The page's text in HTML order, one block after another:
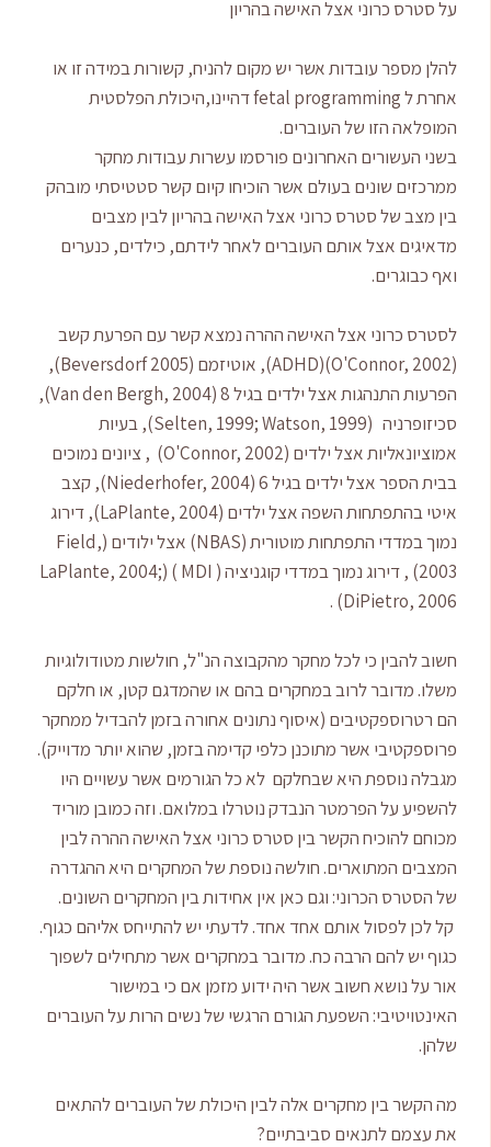
על סטרס כרוני אצל האישה בהריון
להלן מספר עובדות אשר יש מקום להניח, קשורות במידה זו או
אחרת ל fetal programming דהיינו,היכולת הפלסטית
המופלאה הזו של העוברים.
בשני העשורים האחרונים פורסמו עשרות עבודות מחקר
ממרכזים שונים בעולם אשר הוכיחו קיום קשר סטטיסתי מובהק
בין מצב של סטרס כרוני אצל האישה בהריון לבין מצבים
מדאיגים אצל אותם העוברים לאחר לידתם, כילדים, כנערים
ואף כבוגרים.
לסטרס כרוני אצל האישה ההרה נמצא קשר עם הפרעת קשב
(O'Connor, 2002)(ADHD), אוטיזמם (Beversdorf 2005),
הפרעות התנהגות אצל ילדים בגיל 8 (Van den Bergh, 2004),
סכיזופרניה (Selten, 1999; Watson, 1999), בעיות
אמוציונאליות אצל ילדים (O'Connor, 2002) , ציונים נמוכים
בבית הספר אצל ילדים בגיל 6 (Niederhofer, 2004), קצב
איטי בהתפתחות השפה אצל ילדים (LaPlante, 2004), דירוג
נמוך במדדי התפתחות מוטורית (NBAS) אצל ילודים (Field,
2003) , דירוג נמוך במדדי קוגניציה ( MDI ) (LaPlante, 2004;
DiPietro, 2006) .
חשוב להבין כי לכל מחקר מהקבוצה הנ"ל, חולשות מטודולוגיות
משלו. מדובר לרוב במחקרים בהם או שהמדגם קטן, או חלקם
הם רטרוספקטיבים (איסוף נתונים אחורה בזמן להבדיל ממחקר
פרוספקטיבי אשר מתוכנן כלפי קדימה בזמן, שהוא יותר מדוייק).
מגבלה נוספת היא שבחלקם לא כל הגורמים אשר עשויים היו
להשפיע על הפרמטר הנבדק נוטרלו במלואם. וזה כמובן מוריד
מכוחם להוכיח הקשר בין סטרס כרוני אצל האישה ההרה לבין
המצבים המתוארים. חולשה נוספת של המחקרים היא ההגדרה
של הסטרס הכרוני: וגם כאן אין אחידות בין המחקרים השונים.
קל לכן לפסול אותם אחד אחד. לדעתי יש להתייחס אליהם כגוף.
כגוף יש להם הרבה כח. מדובר במחקרים אשר מתחילים לשפוך
אור על נושא חשוב אשר היה ידוע מזמן אם כי במישור
האינטויטיבי: השפעת הגורם הרגשי של נשים הרות על העוברים
שלהן.
מה הקשר בין מחקרים אלה לבין היכולת של העוברים להתאים
את עצמם לתנאים סביבתיים?